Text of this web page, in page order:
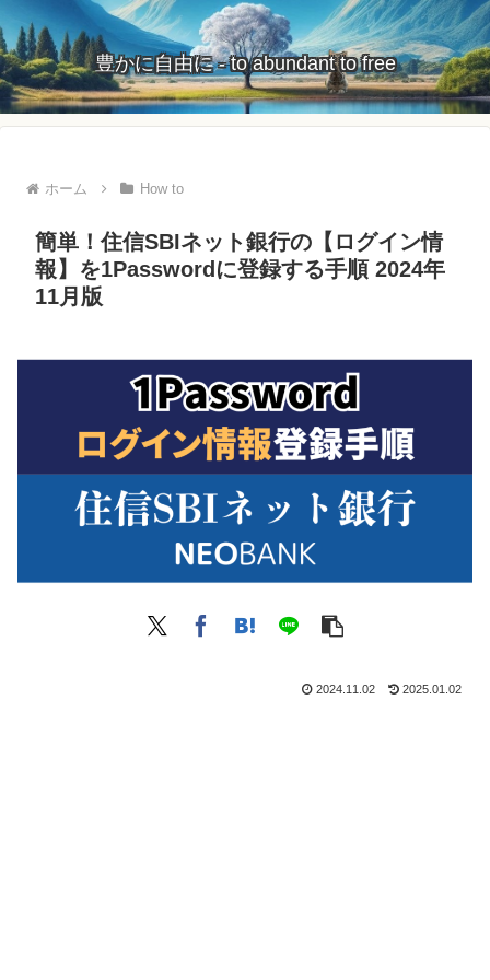
豊かに自由に - to abundant to free
ホーム How to
簡単！住信SBIネット銀行の【ログイン情
報】を1Passwordに登録する手順 2024年
11月版
2024.11.02 2025.01.02